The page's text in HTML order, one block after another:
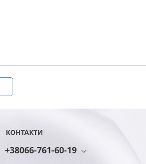
КОНТАКТИ
+38066-761-60-19